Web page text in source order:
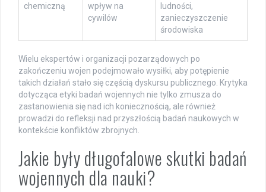
chemiczną
wpływ na
cywilów
ludności,
zanieczyszczenie
środowiska
Wielu ekspertów i organizacji pozarządowych po
zakończeniu wojen podejmowało wysiłki, aby potępienie
takich działań stało się częścią dyskursu publicznego. Krytyka
dotycząca etyki badań wojennych nie tylko zmusza do
zastanowienia się nad ich koniecznością, ale również
prowadzi do refleksji nad przyszłością badań naukowych w
kontekście konfliktów zbrojnych.
Jakie były długofalowe skutki badań
wojennych dla nauki?